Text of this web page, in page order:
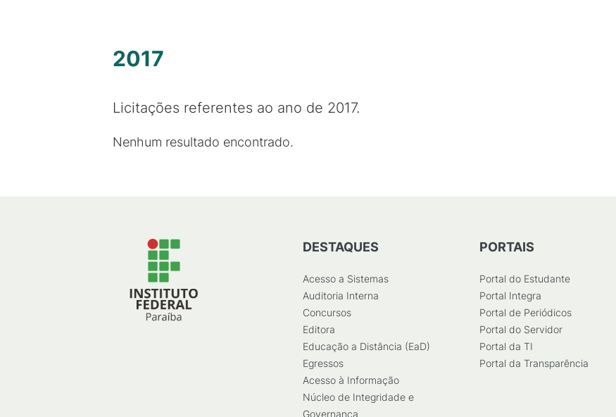
2017
Licitações referentes ao ano de 2017.
Nenhum resultado encontrado.
DESTAQUES
Acesso a Sistemas
Auditoria Interna
Concursos
Editora
Educação a Distância (EaD)
Egressos
Acesso à Informação
Núcleo de Integridade e
Governança
PORTAIS
Portal do Estudante
Portal Integra
Portal de Periódicos
Portal do Servidor
Portal da TI
Portal da Transparência